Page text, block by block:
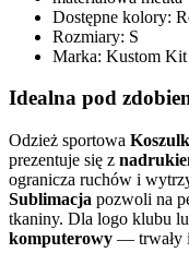
Dostępne kolory:
Rozmiary: S
Marka: Kustom Kit
Idealna pod
Odzież sportowa
prezentuje się z
ogranicza ruchów i
Sublimacja pozwoli na
tkaniny. Dla logo klubu
komputerowy — trwały